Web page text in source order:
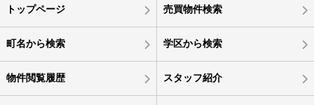
トップページ 売買物件検索
町名から検索 学区から検索
物件閲覧履歴 スタッフ紹介